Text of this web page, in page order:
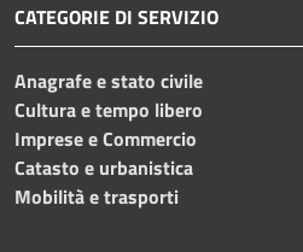
CATEGORIE DI SERVIZIO
Anagrafe e stato civile
Cultura e tempo libero
Imprese e Commercio
Catasto e urbanistica
Mobilità e trasporti